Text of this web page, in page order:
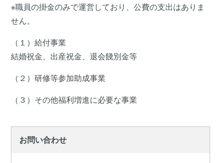
※職員の掛金のみで運営しており、公費の支出はありま
せん。
（１）給付事業
結婚祝金、出産祝金、退会餞別金等
（２）研修等参加助成事業
（３）その他福利増進に必要な事業
お問い合わせ